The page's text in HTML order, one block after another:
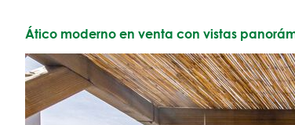
Ático moderno en venta con vistas